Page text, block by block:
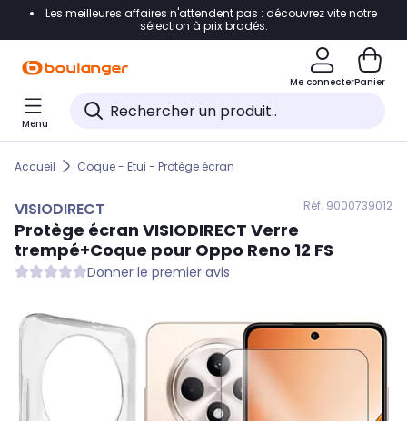
Accéder directement à la navigation
Accéder directement au pied de page
Accéder directement au chatbot
Les meilleures affaires n'attendent pas : découvrez vite notre
sélection à prix bradés.
Me connecterPanier
Menu
Accueil Coque - Etui - Protège écran
VISIODIRECT Réf. 9000739012
Protège écran VISIODIRECT Verre
trempé+Coque pour Oppo Reno 12 FS
Donner le premier avis